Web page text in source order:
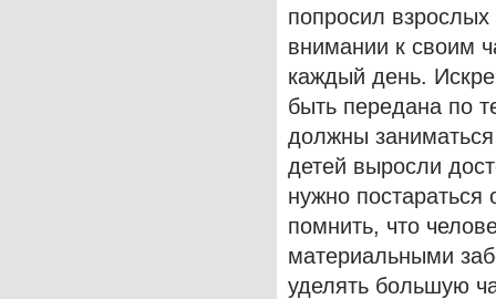
попросил
внимании к своим
каждый день.
быть передана по
должны
детей выросли
нужно постараться
помнить, что
материальными
уделять большую